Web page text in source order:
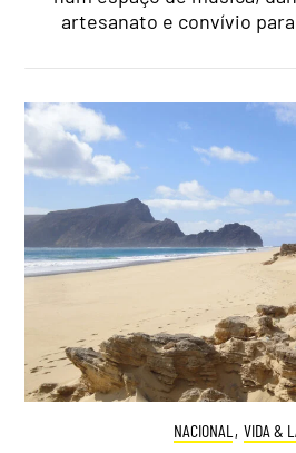
artesanato e convívio
NACIONAL , VIDA &